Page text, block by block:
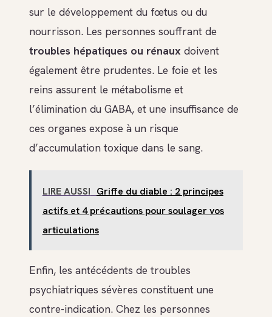
sur le développement du fœtus ou du
nourrisson. Les personnes souffrant de
troubles hépatiques ou rénaux doivent
également être prudentes. Le foie et les
reins assurent le métabolisme et
l’élimination du GABA, et une insuffisance de
ces organes expose à un risque
d’accumulation toxique dans le sang.
LIRE AUSSI Griffe du diable : 2 principes
actifs et 4 précautions pour soulager vos
articulations
Enfin, les antécédents de troubles
psychiatriques sévères constituent une
contre-indication. Chez les personnes